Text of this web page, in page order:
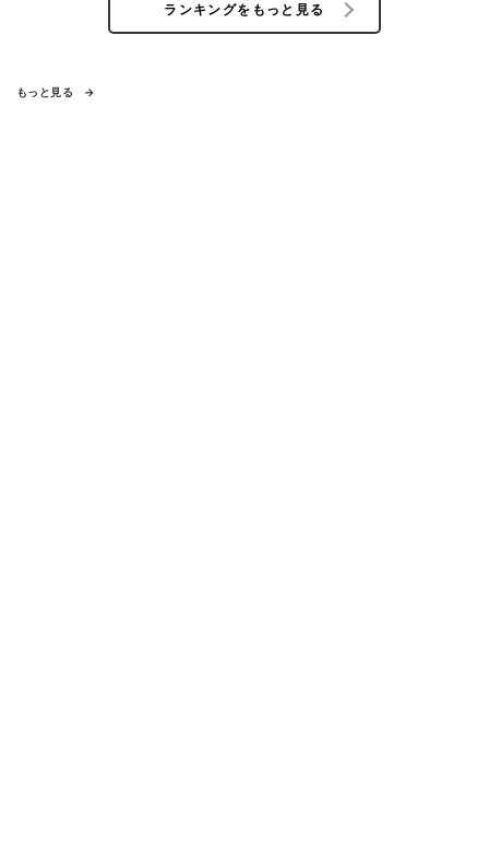
ランキングをもっと見る
もっと見る